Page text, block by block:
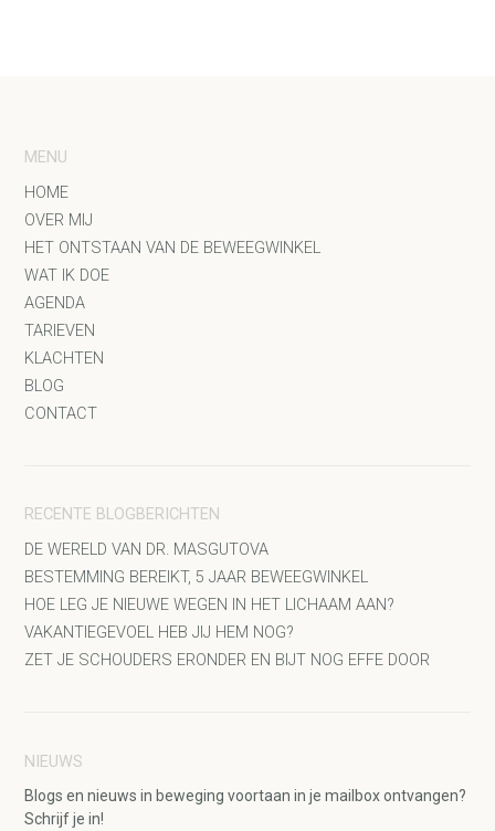
MENU
HOME
OVER MIJ
HET ONTSTAAN VAN DE BEWEEGWINKEL
WAT IK DOE
AGENDA
TARIEVEN
KLACHTEN
BLOG
CONTACT
RECENTE BLOGBERICHTEN
DE WERELD VAN DR. MASGUTOVA
BESTEMMING BEREIKT, 5 JAAR BEWEEGWINKEL
HOE LEG JE NIEUWE WEGEN IN HET LICHAAM AAN?
VAKANTIEGEVOEL HEB JIJ HEM NOG?
ZET JE SCHOUDERS ERONDER EN BIJT NOG EFFE DOOR
NIEUWS
Blogs en nieuws in beweging voortaan in je mailbox ontvangen?
Schrijf je in!